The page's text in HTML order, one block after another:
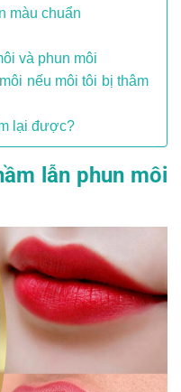
màu chuẩn
và phun môi
nếu môi tôi bị thâm
lại được?
lẫn phun môi